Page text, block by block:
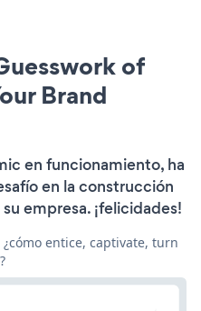
of
Brand
en funcionamiento, ha
en la construcción
empresa. ¡felicidades!
entice, captivate, turn